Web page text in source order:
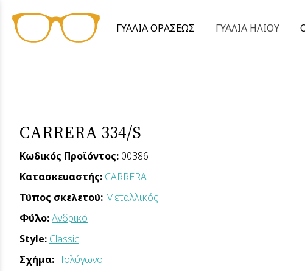
ΓΥΑΛΙΑ ΟΡΑΣΕΩΣ ΓΥΑΛΙΑ ΗΛΙΟΥ
CARRERA 334/S
Κωδικός Προϊόντος: 00386
Κατασκευαστής: CARRERA
Τύπος σκελετού: Μεταλλικός
Φύλο:Ανδρικό
Style: Classic
Σχήμα: Πολύγωνο